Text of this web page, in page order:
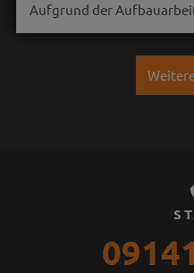
Aufgrund der